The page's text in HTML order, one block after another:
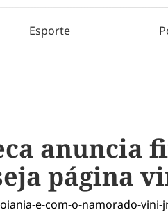
Esporte
anuncia
página